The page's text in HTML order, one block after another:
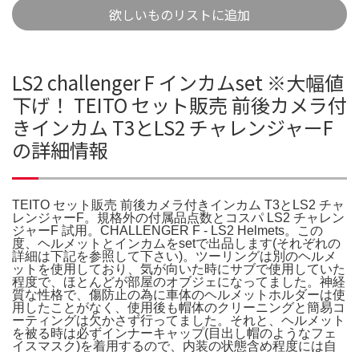
欲しいものリストに追加
LS2 challenger F インカムset ※大幅値
下げ！ TEITO セット販売 前後カメラ付
きインカム T3とLS2 チャレンジャーF
の詳細情報
TEITO セット販売 前後カメラ付きインカム T3とLS2 チャ
レンジャーF。規格外の付属品点数とコスパ LS2 チャレン
ジャーF 試用。CHALLENGER F - LS2 Helmets。この
度、ヘルメットとインカムをsetで出品します(それぞれの
詳細は下記を参照して下さい)。ツーリングは別のヘルメ
ットを使用しており、気が向いた時にサブで使用していた
程度で、ほとんどが部屋のオブジェになってました。神経
質な性格で、傷防止の為に車体のヘルメットホルダーは使
用したことがなく、使用後も帽体のクリーニングと簡易コ
ーティングは欠かさず行ってました。それと、ヘルメット
を被る時は必ずインナーキャップ(目出し帽のようなフェ
イスマスク)を着用するので、内装の状態含め程度には自